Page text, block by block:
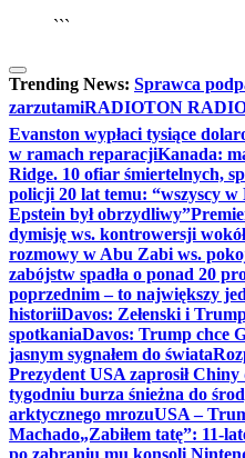
```
Trending News: Sprawca
zarzutamiRADIOTON
Evanston wypłaci tysiące
w ramach reparacjiKanada:
Ridge. 10 ofiar śmiertelnych,
policji 20 lat temu: “wszyscy
Epstein był obrzydliwy”
dymisję ws. kontrowersji
rozmowy w Abu Zabi ws.
zabójstw spadła o ponad 20
poprzednim – to największy
historiiDavos: Zełenski i
spotkaniaDavos: Trump chce
jasnym sygnałem do świata
Prezydent USA zaprosił
tygodniu burza śnieżna do
arktycznego mrozuUSA –
Machado„Zabiłem tatę”: 11-
po zabraniu mu konsoli